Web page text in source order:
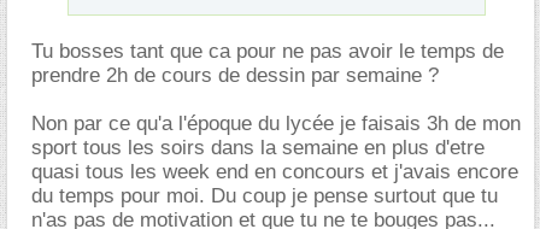
Tu bosses tant que ca pour ne pas avoir le temps de
prendre 2h de cours de dessin par semaine ?
Non par ce qu'a l'époque du lycée je faisais 3h de mon
sport tous les soirs dans la semaine en plus d'etre
quasi tous les week end en concours et j'avais encore
du temps pour moi. Du coup je pense surtout que tu
n'as pas de motivation et que tu ne te bouges pas...